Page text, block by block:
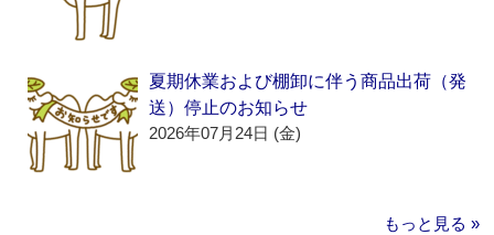
夏期休業および棚卸に伴う商品出荷（発
送）停止のお知らせ
2026年07月24日 (金)
もっと見る »